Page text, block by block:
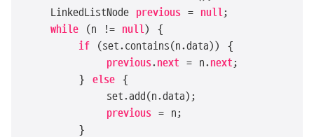
    LinkedListNode
previous = null;
while (n != null) {
if (set.contains(n.data)) {
previous. next = n. next ;
        }
else {
            set.add(n.data);
previous = n;
        }